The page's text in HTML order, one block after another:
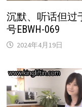
沉默、听话但过
号EBWH-069
2024年4月19日